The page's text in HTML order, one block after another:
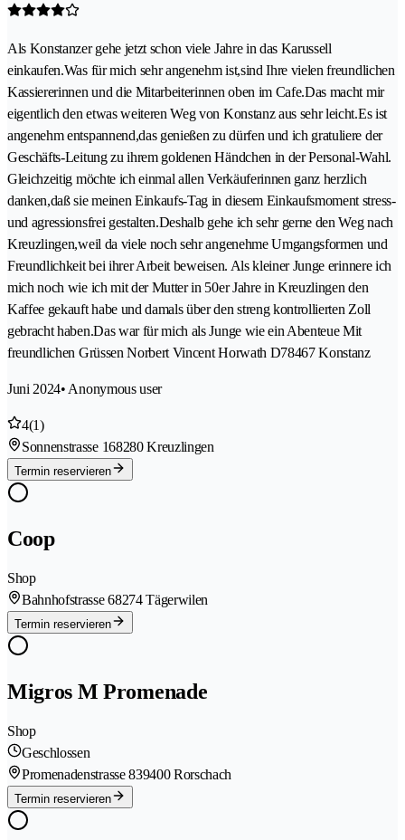
Als Konstanzer gehe jetzt schon viele Jahre in das Karussell
einkaufen.Was für mich sehr angenehm ist,sind Ihre vielen freundlichen
Kassiererinnen und die Mitarbeiterinnen oben im Cafe.Das macht mir
eigentlich den etwas weiteren Weg von Konstanz aus sehr leicht.Es ist
angenehm entspannend,das genießen zu dürfen und ich gratuliere der
Geschäfts-Leitung zu ihrem goldenen Händchen in der Personal-Wahl.
Gleichzeitig möchte ich einmal allen Verkäuferinnen ganz herzlich
danken,daß sie meinen Einkaufs-Tag in diesem Einkaufsmoment stress-
und agressionsfrei gestalten.Deshalb gehe ich sehr gerne den Weg nach
Kreuzlingen,weil da viele noch sehr angenehme Umgangsformen und
Freundlichkeit bei ihrer Arbeit beweisen. Als kleiner Junge erinnere ich
mich noch wie ich mit der Mutter in 50er Jahre in Kreuzlingen den
Kaffee gekauft habe und damals über den streng kontrollierten Zoll
gebracht haben.Das war für mich als Junge wie ein Abenteue Mit
freundlichen Grüssen Norbert Vincent Horwath D78467 Konstanz
Juni 2024• Anonymous user
4(1)
Sonnenstrasse 168280 Kreuzlingen
Termin reservieren
Coop
Shop
Bahnhofstrasse 68274 Tägerwilen
Termin reservieren
Migros M Promenade
Shop
Geschlossen
Promenadenstrasse 839400 Rorschach
Termin reservieren